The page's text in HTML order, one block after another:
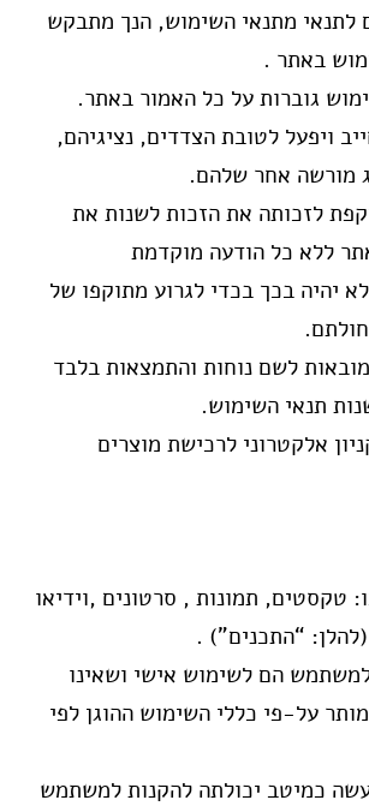
לתנאי מתנאי השימוש, הנך מתבקש
באתר .
גוברות על כל האמור באתר.
ויפעל לטובת הצדדים, נציגיהם,
מורשה אחר שלהם.
לזכותה את הזכות לשנות את
ללא כל הודעה מוקדמת
יהיה בכך בכדי לגרוע מתוקפו של
לשם נוחות והתמצאות בלבד
תנאי השימוש.
אלקטרוני לרכישת מוצרים
טקסטים, תמונות , סרטונים ,וידיאו
“התכנים") .
הם לשימוש אישי ושאינו
על-פי כללי השימוש ההוגן לפי
כמיטב יכולתה להקנות למשתמש